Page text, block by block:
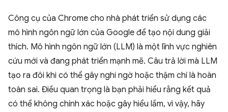
Công cụ của Chrome cho nhà phát triển sử dụng các
mô hình ngôn ngữ lớn của Google để tạo nội dung giải
thích. Mô hình ngôn ngữ lớn (LLM) là một lĩnh vực nghiên
cứu mới và đang phát triển mạnh mẽ. Câu trả lời mà LLM
tạo ra đôi khi có thể gây nghi ngờ hoặc thậm chí là hoàn
toàn sai. Điều quan trọng là bạn phải hiểu rằng kết quả
có thể không chính xác hoặc gây hiểu lầm, vì vậy, hãy